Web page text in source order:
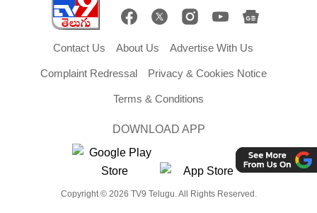
Contact Us About Us Advertise With Us
Complaint Redressal Privacy & Cookies Notice
Terms & Conditions
DOWNLOAD APP
Copyright © 2026 TV9 Telugu. All Rights Reserved.